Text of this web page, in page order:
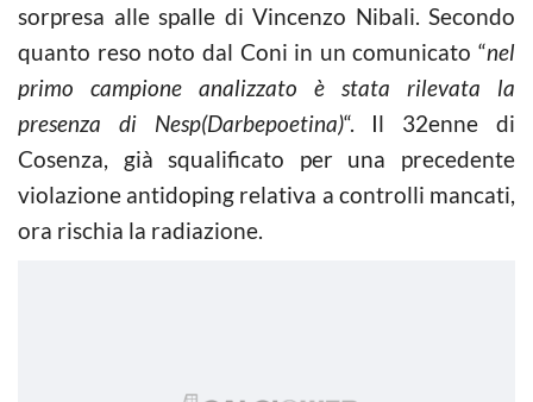
sorpresa alle spalle di Vincenzo Nibali. Secondo
quanto reso noto dal Coni in un comunicato “nel
primo campione analizzato è stata rilevata la
presenza di Nesp(Darbepoetina)“. Il 32enne di
Cosenza, già squalificato per una precedente
violazione antidoping relativa a controlli mancati,
ora rischia la radiazione.